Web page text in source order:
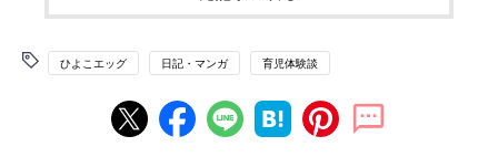
ひよこエッグ 日記・マンガ 育児体験談